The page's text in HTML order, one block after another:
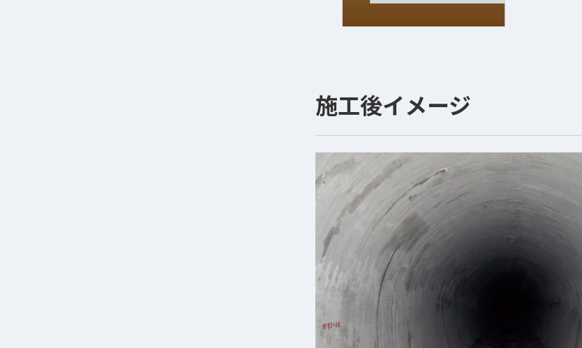
施工後イメージ